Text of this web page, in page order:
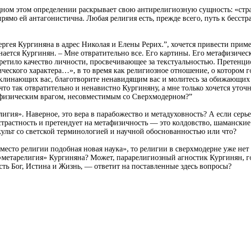
этом определении раскрывает свою антирелигиозную сущность:
ей антагонистична. Любая религия есть, прежде всего, путь к
Кургиняна в адрес Николая и Елены Рерих.”, хочется привести
Кургинян. – Мне отвратительно все. Его картины. Его
качество личности, просвечивающее за текстуальностью.
характера…», в то время как религиозное отношение, о котором
вас, благотворите ненавидящим вас и молитесь за
так отвратительно и ненавистно Кургиняну, а мне только хочется
врагом, несовместимым со Сверхмодерном?”
Наверное, это вера в парабожество и метадуховность? А если
и претендует на метафизичность — это колдовство,
со светской терминологией и научной обоснованностью или что?
религии подобная новая наука», то религии в сверхмодерне уже
Кургиняна? Может, парарелигиозный агностик
Бог, Истина и Жизнь, — ответит на поставленные здесь вопросы?